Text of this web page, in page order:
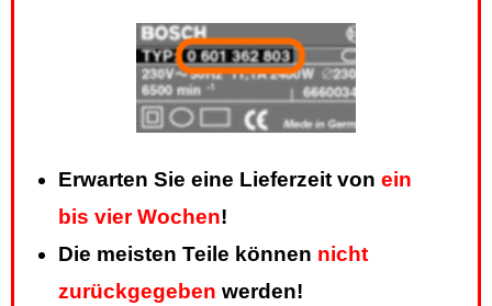
Erwarten Sie eine Lieferzeit von ein
bis vier Wochen!
Die meisten Teile können nicht
zurückgegeben werden!